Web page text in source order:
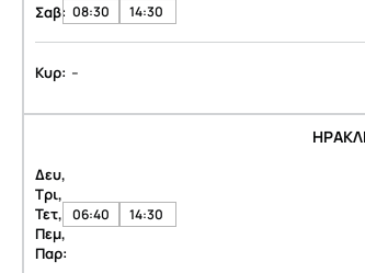
Σαβ: 08:30 14:30
Κυρ: -
Δευ,
Τρι,
Τετ,
Πεμ,
Παρ:
06:40 14:30